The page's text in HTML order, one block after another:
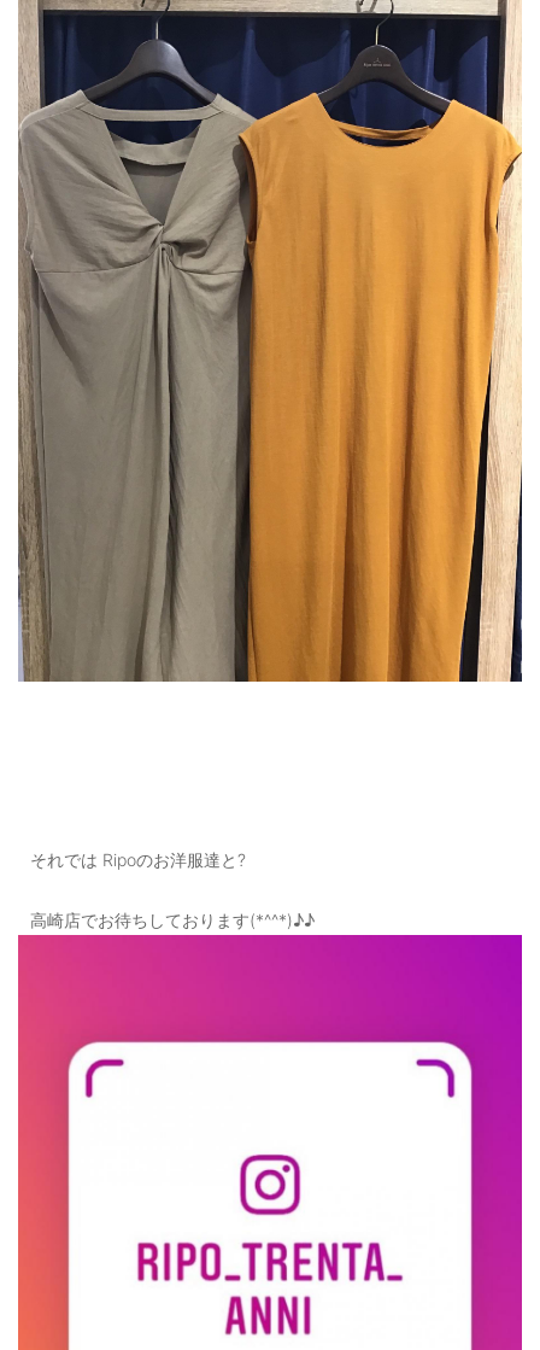
それでは Ripoのお洋服達と?
高崎店でお待ちしております(*^^*)♪♪